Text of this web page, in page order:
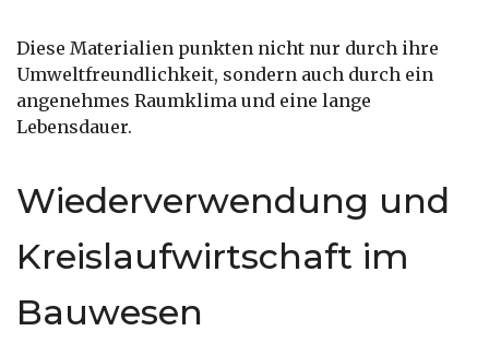
Diese Materialien punkten nicht nur durch ihre
Umweltfreundlichkeit, sondern auch durch ein
angenehmes Raumklima und eine lange
Lebensdauer.
Wiederverwendung und
Kreislaufwirtschaft im
Bauwesen